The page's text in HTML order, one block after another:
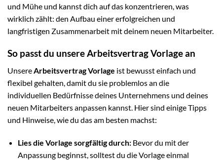
und Mühe und kannst dich auf das konzentrieren, was
wirklich zählt: den Aufbau einer erfolgreichen und
langfristigen Zusammenarbeit mit deinem neuen Mitarbeiter.
So passt du unsere Arbeitsvertrag Vorlage an
Unsere Arbeitsvertrag Vorlage ist bewusst einfach und
flexibel gehalten, damit du sie problemlos an die
individuellen Bedürfnisse deines Unternehmens und deines
neuen Mitarbeiters anpassen kannst. Hier sind einige Tipps
und Hinweise, wie du das am besten machst:
Lies die Vorlage sorgfältig durch:Bevor du mit der
Anpassung beginnst, solltest du die Vorlage einmal